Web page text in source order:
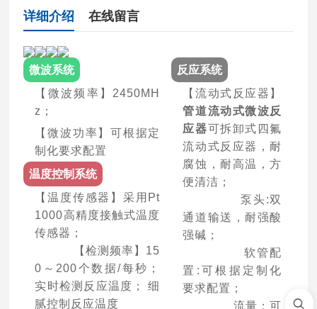
详细介绍 在线留言
微波系统
【微波频率】2450MH
z；
【微波功率】可根据定
制化要求配置
温度控制系统
【温度传感器】采用Pt
1000高精度接触式温度
传感器；
【检测频率】15
0～200个数据/每秒；
实时检测反应温度； 细
腻控制反应温度
反应系统
【流动式反应器】
管道流动式微波反
应器可拆卸式四氟
流动式反应器，耐
腐蚀，耐高温，方
便清洁；
泵头:双
通道输送，耐强酸
强碱；
软管配
置:可根据定制化
要求配置；
流量：可